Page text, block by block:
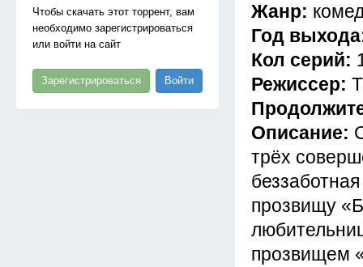
Чтобы скачать этот торрент, вам
необходимо зарегистрироваться
или войти на сайт
Зарегистрироваться Войти
Жанр:
Год
Кол серий:
Режиссер:
Описание:
трёх
прозвищу
прозвищем